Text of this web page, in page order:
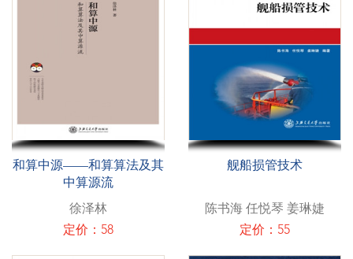
和算中源——和算算法及其
中算源流
徐泽林
定价：58
舰船损管技术
陈书海 任悦琴 姜琳婕
定价：55